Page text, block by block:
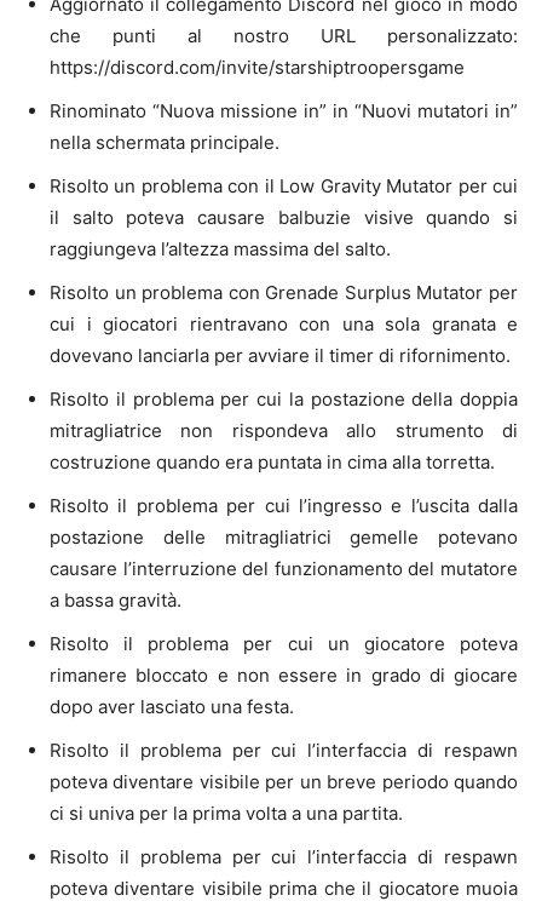
che punti al nostro URL personalizzato:
https://discord.com/invite/starshiptroopersgame
Rinominato “Nuova missione in” in “Nuovi mutatori in”
nella schermata principale.
Risolto un problema con il Low Gravity Mutator per cui
il salto poteva causare balbuzie visive quando si
raggiungeva l’altezza massima del salto.
Risolto un problema con Grenade Surplus Mutator per
cui i giocatori rientravano con una sola granata e
dovevano lanciarla per avviare il timer di rifornimento.
Risolto il problema per cui la postazione della doppia
mitragliatrice non rispondeva allo strumento di
costruzione quando era puntata in cima alla torretta.
Risolto il problema per cui l’ingresso e l’uscita dalla
postazione delle mitragliatrici gemelle potevano
causare l’interruzione del funzionamento del mutatore
a bassa gravità.
Risolto il problema per cui un giocatore poteva
rimanere bloccato e non essere in grado di giocare
dopo aver lasciato una festa.
Risolto il problema per cui l’interfaccia di respawn
poteva diventare visibile per un breve periodo quando
ci si univa per la prima volta a una partita.
Risolto il problema per cui l’interfaccia di respawn
poteva diventare visibile prima che il giocatore muoia